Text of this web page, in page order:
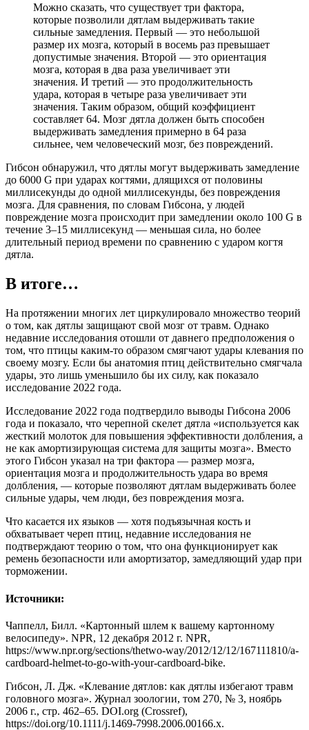
Можно сказать, что существует три фактора,
которые позволили дятлам выдерживать такие
сильные замедления. Первый — это небольшой
размер их мозга, который в восемь раз превышает
допустимые значения. Второй — это ориентация
мозга, которая в два раза увеличивает эти
значения. И третий — это продолжительность
удара, которая в четыре раза увеличивает эти
значения. Таким образом, общий коэффициент
составляет 64. Мозг дятла должен быть способен
выдерживать замедления примерно в 64 раза
сильнее, чем человеческий мозг, без повреждений.
Гибсон обнаружил, что дятлы могут выдерживать замедление
до 6000 G при ударах когтями, длящихся от половины
миллисекунды до одной миллисекунды, без повреждения
мозга. Для сравнения, по словам Гибсона, у людей
повреждение мозга происходит при замедлении около 100 G в
течение 3–15 миллисекунд — меньшая сила, но более
длительный период времени по сравнению с ударом когтя
дятла.
В итоге…
На протяжении многих лет циркулировало множество теорий
о том, как дятлы защищают свой мозг от травм. Однако
недавние исследования отошли от давнего предположения о
том, что птицы каким-то образом смягчают удары клевания по
своему мозгу. Если бы анатомия птиц действительно смягчала
удары, это лишь уменьшило бы их силу, как показало
исследование 2022 года.
Исследование 2022 года подтвердило выводы Гибсона 2006
года и показало, что черепной скелет дятла «используется как
жесткий молоток для повышения эффективности долбления, а
не как амортизирующая система для защиты мозга». Вместо
этого Гибсон указал на три фактора — размер мозга,
ориентация мозга и продолжительность удара во время
долбления, — которые позволяют дятлам выдерживать более
сильные удары, чем люди, без повреждения мозга.
Что касается их языков — хотя подъязычная кость и
обхватывает череп птиц, недавние исследования не
подтверждают теорию о том, что она функционирует как
ремень безопасности или амортизатор, замедляющий удар при
торможении.
Источники:
Чаппелл, Билл. «Картонный шлем к вашему картонному
велосипеду». NPR, 12 декабря 2012 г. NPR,
https://www.npr.org/sections/thetwo-way/2012/12/12/167111810/a-
cardboard-helmet-to-go-with-your-cardboard-bike.
Гибсон, Л. Дж. «Клевание дятлов: как дятлы избегают травм
головного мозга». Журнал зоологии, том 270, № 3, ноябрь
2006 г., стр. 462–65. DOI.org (Crossref),
https://doi.org/10.1111/j.1469-7998.2006.00166.x.